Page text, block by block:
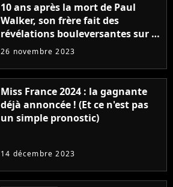
10 ans après la mort de Paul
Walker, son frère fait des
révélations bouleversantes sur la
réaction des acteurs de Fast and
26 novembre 2023
Miss France 2024 : la gagnante
déjà annoncée ! (Et ce n'est pas
un simple pronostic)
14 décembre 2023